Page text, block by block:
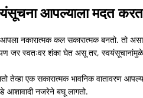
आपल्याला मदत
नकारात्मक कल सकारात्मक बनतो. तो
जर स्वतःवर शंका घेत असू तर,
एक सकारात्मक भावनिक वातावरण
आशावादी नजरेने बघू लागतो.